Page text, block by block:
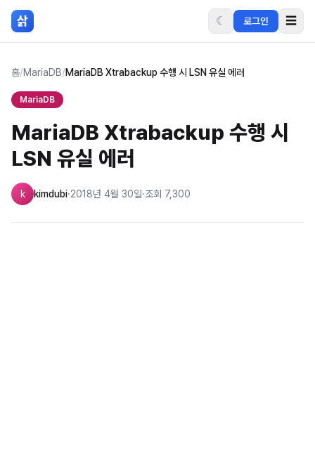
본문 바로가기
삵 ☾ 로그인 ☰
홈/MariaDB/MariaDB Xtrabackup 수행 시 LSN 유실 에러
MariaDB
MariaDB Xtrabackup 수행 시
LSN 유실 에러
k kimdubi·2018년 4월 30일·조회 7,300